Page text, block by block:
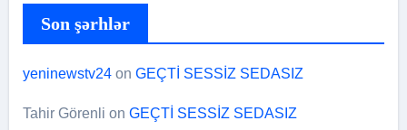
Son şərhlər
yeninewstv24on GEÇTİ SESSİZ SEDASIZ
Tahir Görenli on GEÇTİ SESSİZ SEDASIZ